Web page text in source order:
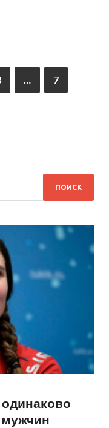
… 7
одинаково
мужчин